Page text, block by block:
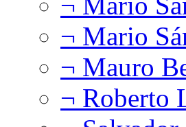
¬ Mario
¬ Mauro
¬ Roberto